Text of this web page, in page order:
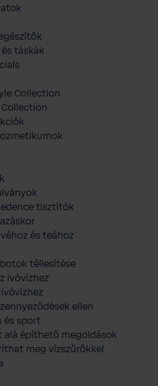
táskák
Collection
Collection
tisztítók
és teához
téliesítése
ivóvízhez
ellen
és sport
alá építhető megoldások
meg vízszűrőkkel